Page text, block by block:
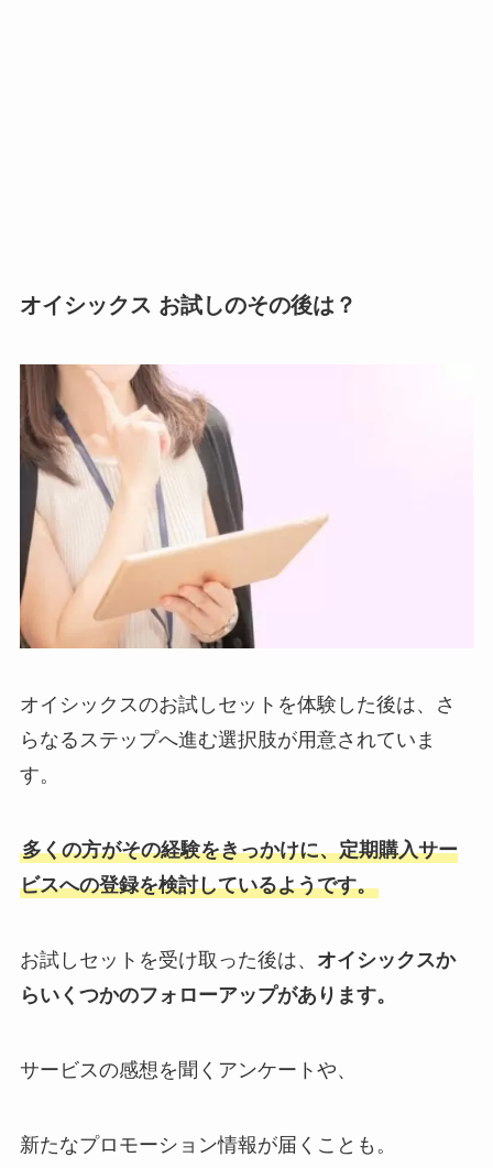
オイシックス お試しのその後は？
オイシックスのお試しセットを体験した後は、さ
らなるステップへ進む選択肢が用意されていま
す。
多くの方がその経験をきっかけに、定期購入サー
ビスへの登録を検討しているようです。
お試しセットを受け取った後は、 オイシックスか
らいくつかのフォローアップがあります。
サービスの感想を聞くアンケートや、
新たなプロモーション情報が届くことも。